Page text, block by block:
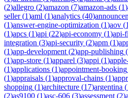
(2)allegro (2)amazon (7)amazon-ads (1)
seller(1)aml (1)analytics (40)
(1)answer-engine-optimization (1)aov (1
(1)apcs (1)api (22)api-economy (1)api-
integration (3)api-security (2)apm (1)
(1)app-development (2)app-publishing (
(1)app-store (1)apparel (3)appi (1)
(1)applications (1)appointment-booking
(1)appraisals (1)approval-chains (1)
shopping (1)architecture (17)argentina (
(2)as9100 (1)asc-606 (3)assessment (2)